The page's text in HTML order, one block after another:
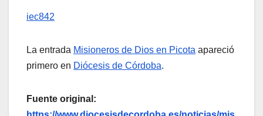
iec842
La entrada Misioneros de Dios en Picota apareció
primero en Diócesis de Córdoba.
Fuente original: